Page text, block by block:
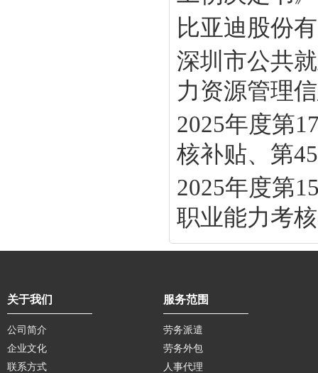
比亚迪股份
深圳市公共
力资源管理
2025年度第
核补贴、第
2025年度第
职业能力考
关于我们
公司简介
企业文化
联系方式
服务范围
劳务派遣
劳务外包
人事代理